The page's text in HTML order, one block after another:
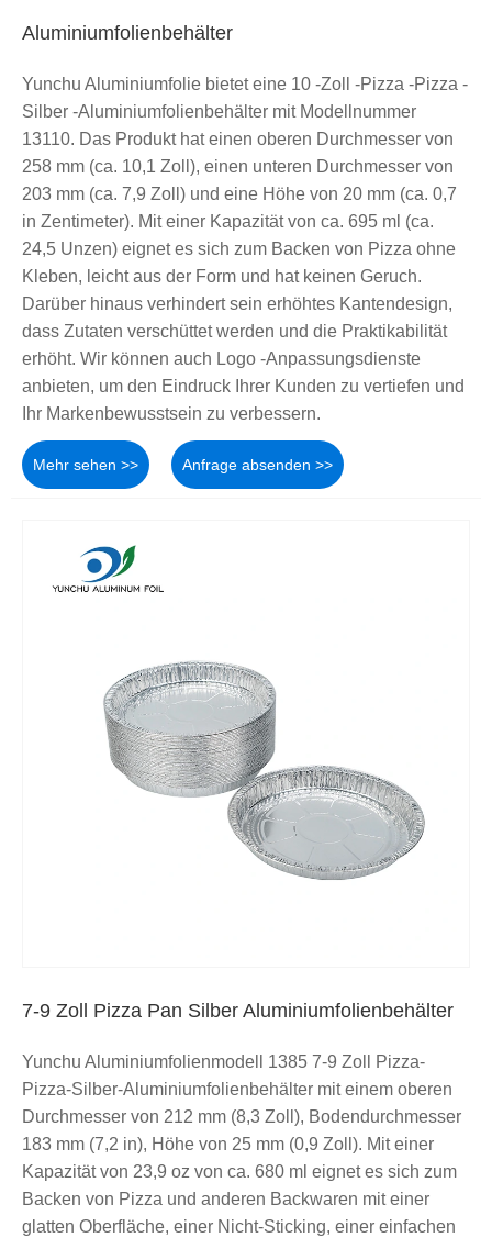
Aluminiumfolienbehälter
Yunchu Aluminiumfolie bietet eine 10 -Zoll -Pizza -Pizza -
Silber -Aluminiumfolienbehälter mit Modellnummer
13110. Das Produkt hat einen oberen Durchmesser von
258 mm (ca. 10,1 Zoll), einen unteren Durchmesser von
203 mm (ca. 7,9 Zoll) und eine Höhe von 20 mm (ca. 0,7
in Zentimeter). Mit einer Kapazität von ca. 695 ml (ca.
24,5 Unzen) eignet es sich zum Backen von Pizza ohne
Kleben, leicht aus der Form und hat keinen Geruch.
Darüber hinaus verhindert sein erhöhtes Kantendesign,
dass Zutaten verschüttet werden und die Praktikabilität
erhöht. Wir können auch Logo -Anpassungsdienste
anbieten, um den Eindruck Ihrer Kunden zu vertiefen und
Ihr Markenbewusstsein zu verbessern.
Mehr sehen >> Anfrage absenden >>
7-9 Zoll Pizza Pan Silber Aluminiumfolienbehälter
Yunchu Aluminiumfolienmodell 1385 7-9 Zoll Pizza-
Pizza-Silber-Aluminiumfolienbehälter mit einem oberen
Durchmesser von 212 mm (8,3 Zoll), Bodendurchmesser
183 mm (7,2 in), Höhe von 25 mm (0,9 Zoll). Mit einer
Kapazität von 23,9 oz von ca. 680 ml eignet es sich zum
Backen von Pizza und anderen Backwaren mit einer
glatten Oberfläche, einer Nicht-Sticking, einer einfachen